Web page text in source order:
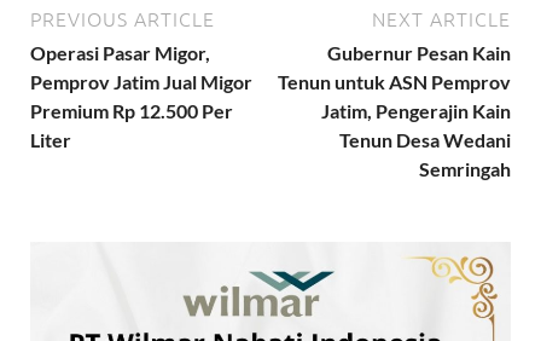
PREVIOUS ARTICLE
Operasi Pasar Migor,
Pemprov Jatim Jual Migor
Premium Rp 12.500 Per
Liter
NEXT ARTICLE
Gubernur Pesan Kain
Tenun untuk ASN Pemprov
Jatim, Pengerajin Kain
Tenun Desa Wedani
Semringah